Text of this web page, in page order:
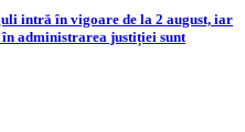
intră în vigoare de la 2 august, iar
administrarea justiției sunt